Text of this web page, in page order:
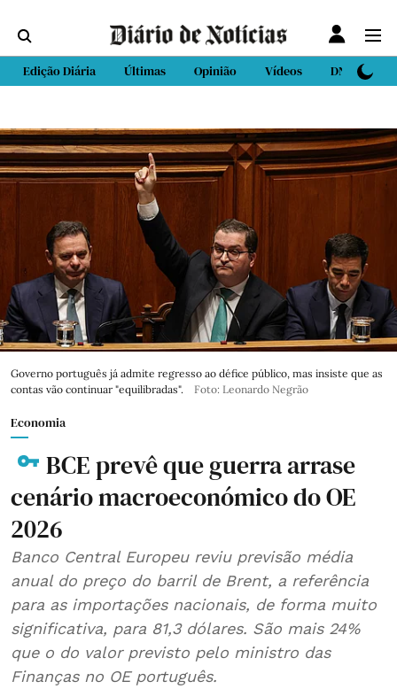
Edição Diária Últimas Opinião Vídeos DN Sport
Governo português já admite regresso ao défice público, mas insiste que as
contas vão continuar "equilibradas".
Foto: Leonardo Negrão
Economia
BCE prevê que guerra arrase
cenário macroeconómico do OE
2026
Banco Central Europeu reviu previsão média
anual do preço do barril de Brent, a referência
para as importações nacionais, de forma muito
significativa, para 81,3 dólares. São mais 24%
que o do valor previsto pelo ministro das
Finanças no OE português.